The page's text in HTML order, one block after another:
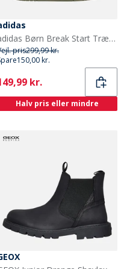
adidas Børn Break Start Træningssko Chalk White/Olive Strata/Charcoal
pris299,99 kr.
150,00 kr.
kr.
Halv pris eller mindre